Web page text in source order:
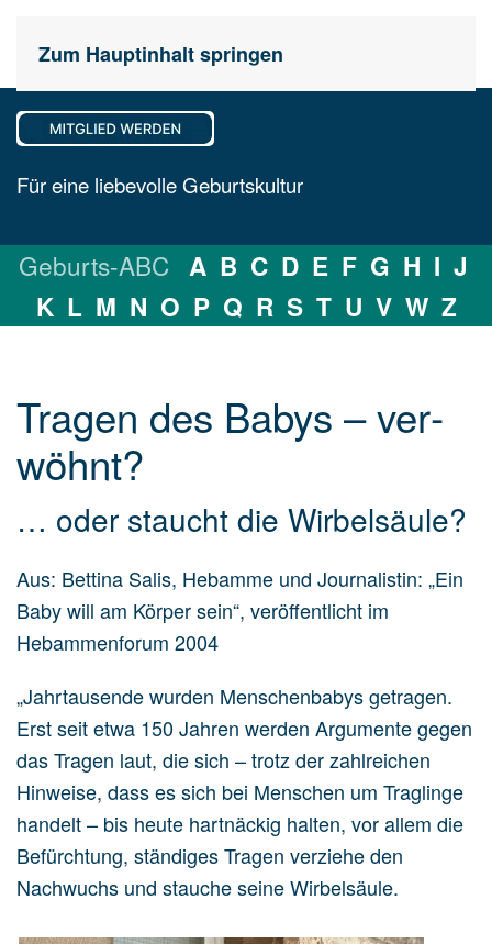
Zum Hauptinhalt springen
Für eine liebevolle Geburtskultur
Geburts-ABC A B C D E F G H I J
K L M N O P Q R S T U V W Z
Tragen des Babys – ver­
wöhnt?
… oder staucht die Wirbelsäule?
Aus: Bettina Salis, Hebamme und Journalistin: „Ein
Baby will am Körper sein“, veröffentlicht im
Hebammenforum 2004
„Jahrtausende wurden Menschenbabys getragen.
Erst seit etwa 150 Jahren werden Argumente gegen
das Tragen laut, die sich – trotz der zahlreichen
Hinweise, dass es sich bei Menschen um Traglinge
handelt – bis heute hartnäckig halten, vor allem die
Befürchtung, ständiges Tragen verziehe den
Nachwuchs und stauche seine Wirbelsäule.